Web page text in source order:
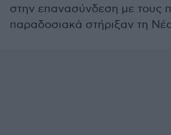
στην επανασύνδεση με τους
παραδοσιακά στήριξαν τη